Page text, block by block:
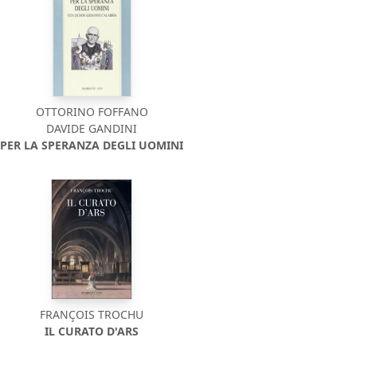
OTTORINO FOFFANO
DAVIDE GANDINI
PER LA SPERANZA DEGLI UOMINI
FRANÇOIS TROCHU
IL CURATO D'ARS